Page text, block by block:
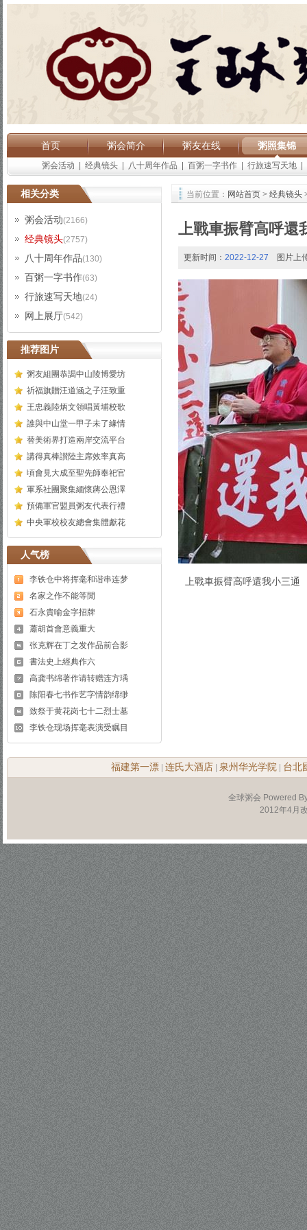
首页 粥会简介 粥友在线 粥照集锦
粥会活动 经典镜头 八十周年作品 百粥一字书作 行旅速写天地
相关分类
粥会活动(2166)
经典镜头(2757)
八十周年作品(130)
百粥一字书作(63)
行旅速写天地(24)
网上展厅(542)
推荐图片
粥友組團恭謁中山陵博愛坊
祈福旗贈汪道涵之子汪致重
王忠義陸炳文領唱黃埔校歌
誰與中山堂一甲子未了緣情
替美術界打造兩岸交流平台
講得真棒讃陸主席效率真高
頃會見大成至聖先師奉祀官
軍系社團聚集緬懷蔣公恩澤
預備軍官盟員粥友代表行禮
中央軍校校友總會集體獻花
人气榜
李铁仓中将挥毫和谐串连梦
名家之作不能等閒
石永貴喻金字招牌
蕭胡首會意義重大
张克辉在丁之发作品前合影
書法史上經典作六
高龚书绵著作请转赠连方瑀
陈阳春七书作艺字情韵绵缈
致祭于黄花岗七十二烈士墓
李铁仓现场挥毫表演受瞩目
当前位置： 网站首页 > 经典镜头
上戰車振臂高呼還
更新时间： 2022-12-27 图片上
上戰車振臂高呼還我小三通
福建第一漂 连氏大酒店 泉州华光学院 台北
全球粥会 Powered
2012年4月